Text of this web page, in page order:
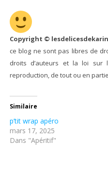
Copyright ©
ce blog ne sont pas libres de
droits d’auteurs et la loi sur
reproduction, de tout ou en
Similaire
p’tit wrap apéro
mars 17, 2025
Dans "Apéritif"